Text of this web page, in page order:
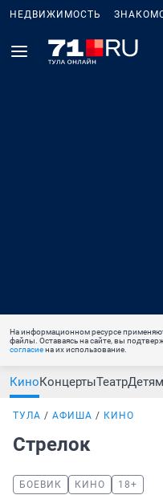
НЕДВИЖИМОСТЬ
На информационном ресурсе
файлы. Оставаясь на сайте, вы
согласиена их использование.
КиноКонцертыТеатрДетям
ТУЛА АФИША КИНО
Стрелок
БОЕВИК КИНО 18+